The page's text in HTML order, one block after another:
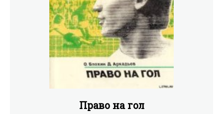
Право на гол